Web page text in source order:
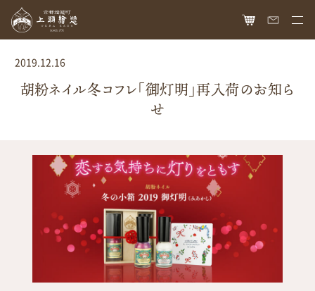
HOME
オンラインショップ
胡粉コスメ
京花舞
胡粉石鹸
瑞々
最新情報
ねいる図案帖
日本画作品帖
上羽絵惣について
会社概要
お問い合わせ
2019.12.16
胡粉ネイル冬コフレ「御灯明」再入荷のお知ら
せ